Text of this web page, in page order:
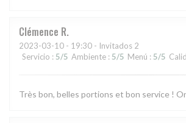
Clémence R
2023-03-10 - 19:30 - Invitados 2
Servicio : 5/5 Ambiente : 5/5 Menú : 5/5
Très bon, belles portions et bon service !